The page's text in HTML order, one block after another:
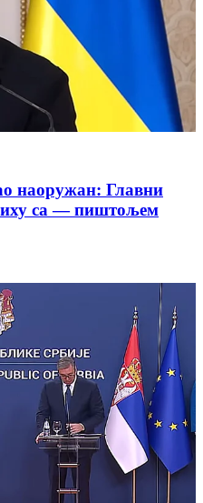
наоружан: Главни
са — пиштољем